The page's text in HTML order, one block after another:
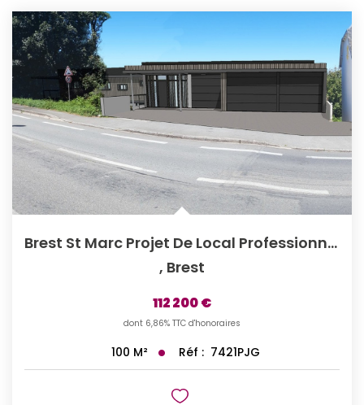
Brest St Marc Projet De Local Professionnel
, Brest
112 200 €
dont 6,86% TTC d'honoraires
100 M² Réf : 7421PJG